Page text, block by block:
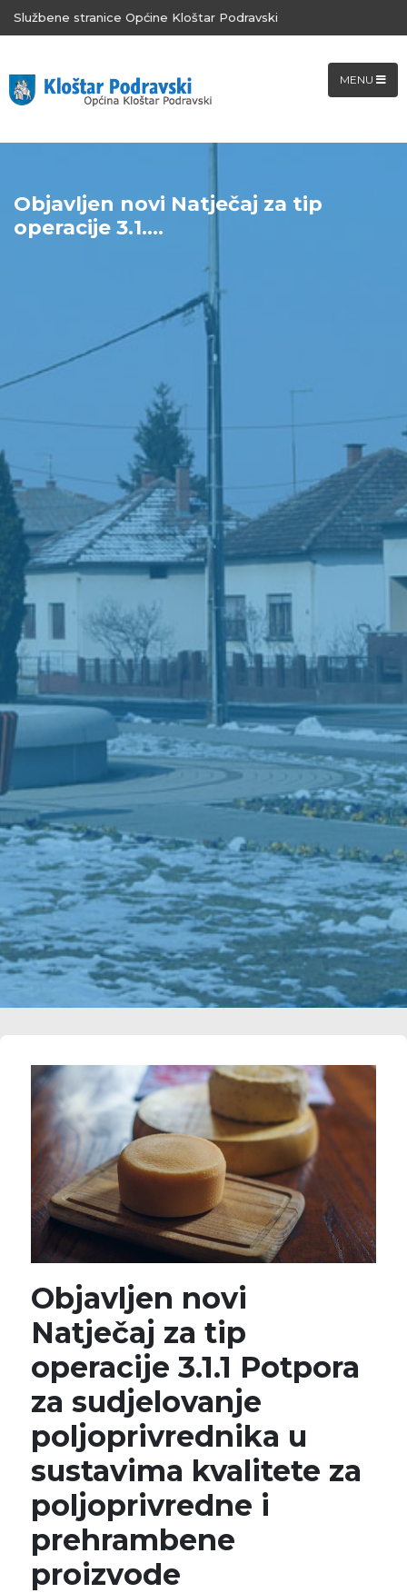
Službene stranice Općine Kloštar Podravski
MENU
Objavljen novi Natječaj za tip
operacije 3.1....
Objavljen novi
Natječaj za tip
operacije 3.1.1 Potpora
za sudjelovanje
poljoprivrednika u
sustavima kvalitete za
poljoprivredne i
prehrambene
proizvode